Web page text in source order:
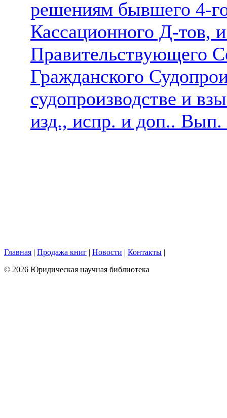
решениям бывшего 4-
Кассационного Д-тов,
Правительствующего
Гражданского
судопроизводстве и
изд., испр. и доп..
Главная | Продажа книг | Новости | Контакты |
© 2026 Юридическая научная библиотека